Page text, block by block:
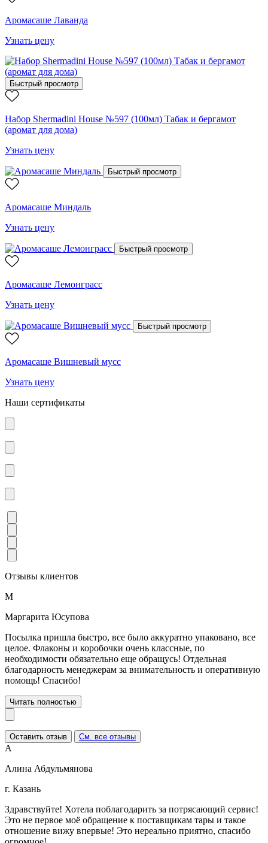
Аромасаше Лаванда
Узнать цену
Быстрый просмотр
Набор Shermadini House №597 (100мл) Табак и бергамот
(аромат для дома)
Узнать цену
Быстрый просмотр
Аромасаше Миндаль
Узнать цену
Быстрый просмотр
Аромасаше Лемонграсс
Узнать цену
Быстрый просмотр
Аромасаше Вишневый мусс
Узнать цену
Наши сертификаты
Отзывы клиентов
М
Маргарита Юсупова
Посылка пришла быстро, все было аккуратно упаковано, все
целое. Флаконы и коробочки очень классные, по
необходимости обязательно еще обращусь! Отдельная
благодарность менеджерам за внимательность и оперативную
помощь! Спасибо!
Читать полностью
Оставить отзыв См. все отзывы
А
Алина Абдульмянова
г. Казань
Здравствуйте! Хотела поблагодарить за потрясающий сервис!
Это не первое моё обращение к поставщикам тары и такое
отношение вижу впервые! Это нереально приятно, спасибо